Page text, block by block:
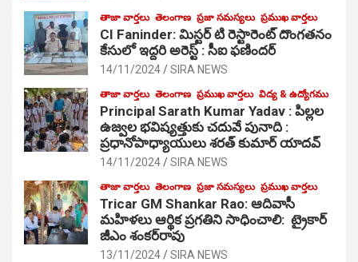
తాజా వార్తలు తెలంగాణ ప్రజా సమస్యలు ప్రముఖ వార్తలు
CI Faninder: మిస్టర్ టి రెస్టారెంట్ దొంగతనం
కేసులో ఇద్దరి అరెస్ట్ : సీఐ ఫణిందర్
14/11/2024 SIRA NEWS
తాజా వార్తలు తెలంగాణ ప్రముఖ వార్తలు విద్య & ఉద్యోగము
Principal Sarath Kumar Yadav : పిల్లల
ఉజ్వల భవిష్యత్తుకు చదువే పునాది :
ప్రధానోపాధ్యాయులు శరత్ కుమార్ యాదవ్
14/11/2024 SIRA NEWS
తాజా వార్తలు తెలంగాణ ప్రజా సమస్యలు ప్రముఖ వార్తలు
Tricar GM Shankar Rao: ఆదివాసీ
మహిళలు ఆర్థిక ప్రగతిని సాధించాలి: ట్రైకార్
జీఎం శంకర్‌రావు
13/11/2024 SIRA NEWS